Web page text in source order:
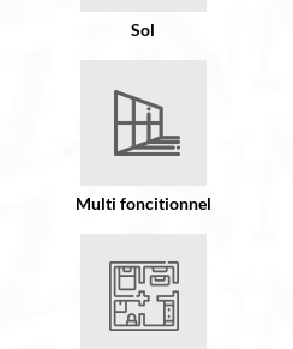
Sol
Multi foncitionnel